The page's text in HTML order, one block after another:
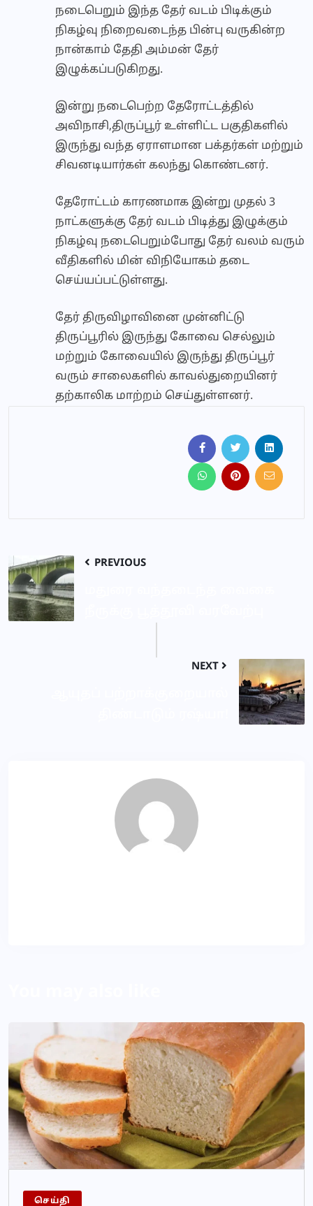
நடைபெறும் இந்த தேர் வடம் பிடிக்கும்
நிகழ்வு நிறைவடைந்த பின்பு வருகின்ற
நான்காம் தேதி அம்மன் தேர்
இழுக்கப்படுகிறது.
இன்று நடைபெற்ற தேரோட்டத்தில்
அவிநாசி,திருப்பூர் உள்ளிட்ட பகுதிகளில்
இருந்து வந்த ஏராளமான பக்தர்கள் மற்றும்
சிவனடியார்கள் கலந்து கொண்டனர்.
தேரோட்டம் காரணமாக இன்று முதல் 3
நாட்களுக்கு தேர் வடம் பிடித்து இழுக்கும்
நிகழ்வு நடைபெறும்போது தேர் வலம் வரும்
வீதிகளில் மின் விநியோகம் தடை
செய்யப்பட்டுள்ளது.
தேர் திருவிழாவினை முன்னிட்டு
திருப்பூரில் இருந்து கோவை செல்லும்
மற்றும் கோவையில் இருந்து திருப்பூர்
வரும் சாலைகளில் காவல்துறையினர்
தற்காலிக மாற்றம் செய்துள்ளனர்.
PREVIOUS
NEXT
செய்தி